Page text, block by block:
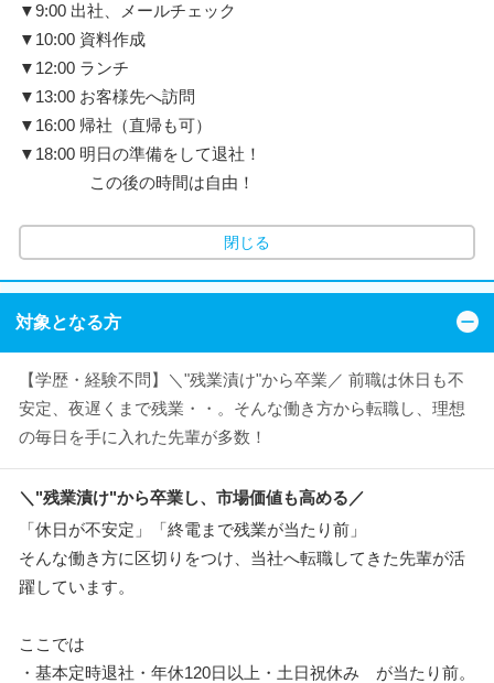
▼9:00 出社、メールチェック
▼10:00 資料作成
▼12:00 ランチ
▼13:00 お客様先へ訪問
▼16:00 帰社（直帰も可）
▼18:00 明日の準備をして退社！
この後の時間は自由！
閉じる
対象となる方
【学歴・経験不問】＼"残業漬け"から卒業／ 前職は休日も不
安定、夜遅くまで残業・・。そんな働き方から転職し、理想
の毎日を手に入れた先輩が多数！
＼"残業漬け"から卒業し、市場価値も高める／
「休日が不安定」「終電まで残業が当たり前」
そんな働き方に区切りをつけ、当社へ転職してきた先輩が活
躍しています。
ここでは
・基本定時退社・年休120日以上・土日祝休み が当たり前。